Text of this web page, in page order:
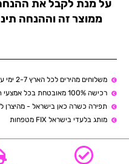
ממוצר זה וההנחה
משלוחים מהירים לכל הארץ 2-7 ימי עסקים
רכישה 100% מאובטחת בכל אמצעי תשלום
תפירה כשרה כאן בישראל - מהיצרן
מותג בלעדי בישראל FIX מטפחות